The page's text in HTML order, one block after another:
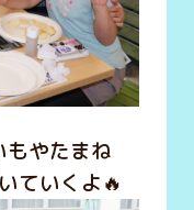
もやたまね
ていくよ🔥